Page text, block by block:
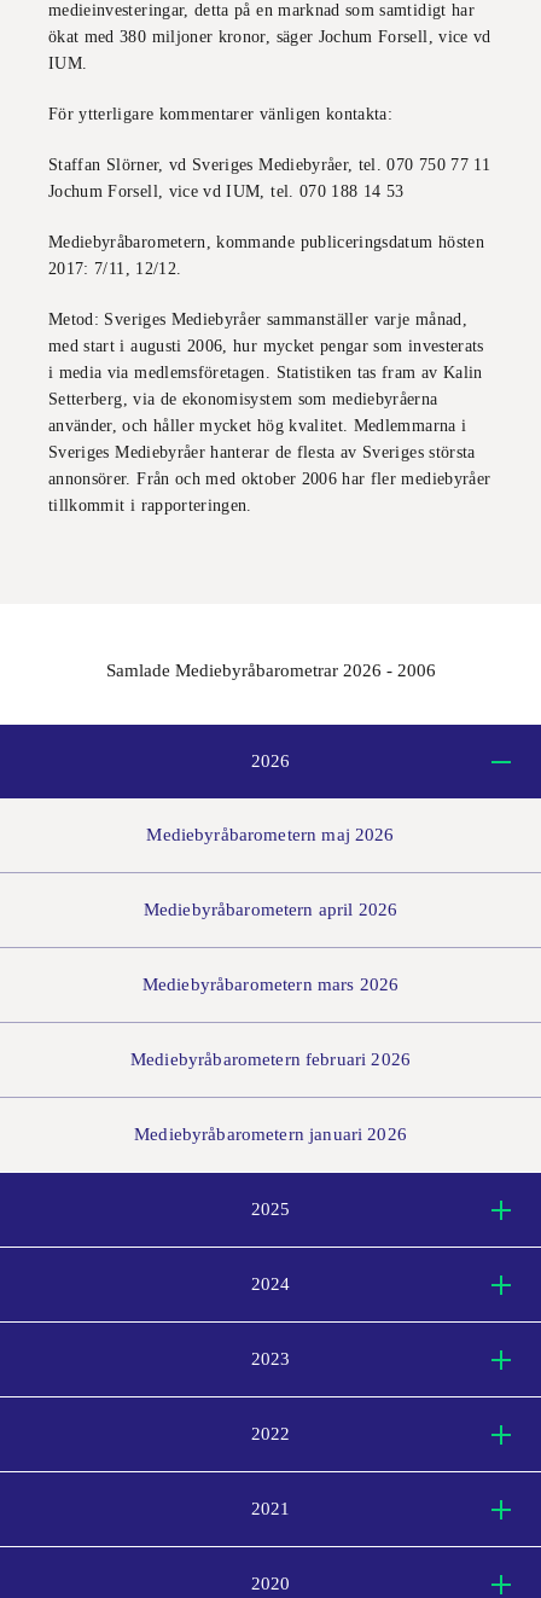
medieinvesteringar, detta på en marknad som samtidigt har
ökat med 380 miljoner kronor, säger Jochum Forsell, vice vd
IUM.
För ytterligare kommentarer vänligen kontakta:
Staffan Slörner, vd Sveriges Mediebyråer, tel. 070 750 77 11
Jochum Forsell, vice vd IUM, tel. 070 188 14 53
Mediebyråbarometern, kommande publiceringsdatum hösten
2017: 7/11, 12/12.
Metod: Sveriges Mediebyråer sammanställer varje månad,
med start i augusti 2006, hur mycket pengar som investerats
i media via medlemsföretagen. Statistiken tas fram av Kalin
Setterberg, via de ekonomisystem som mediebyråerna
använder, och håller mycket hög kvalitet. Medlemmarna i
Sveriges Mediebyråer hanterar de flesta av Sveriges största
annonsörer. Från och med oktober 2006 har fler mediebyråer
tillkommit i rapporteringen.
Samlade Mediebyråbarometrar 2026 - 2006
2026
Mediebyråbarometern maj 2026
Mediebyråbarometern april 2026
Mediebyråbarometern mars 2026
Mediebyråbarometern februari 2026
Mediebyråbarometern januari 2026
2025
2024
2023
2022
2021
2020